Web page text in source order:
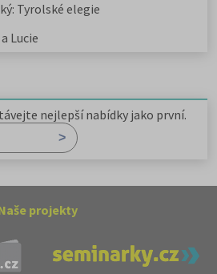
Tyrolské elegie
Lucie
nejlepší nabídky jako první.
projekty